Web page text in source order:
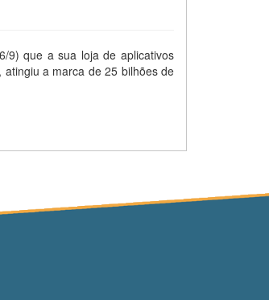
9) que a sua loja de aplicativos
a marca de 25 bilhões de